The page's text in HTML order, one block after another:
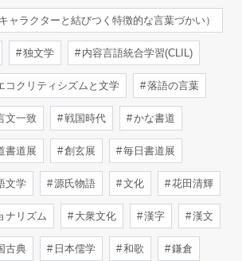
ャラクターと結びつく特徴的な言葉づかい）
独文学 内容言語統合学習(CLIL)
コクリティシズムと文学 落語の言葉
文一致 戦国時代 かな書道
書道展 創玄展 毎日書道展
文学 源氏物語 文化 花田清輝
ナリズム 大衆文化 漢字 漢文
古典 日本儒学 和歌 鎌倉